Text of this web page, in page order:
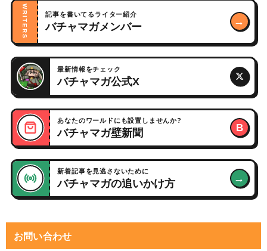
WRITERS 記事を書いてるライター紹介
バチャマガメンバー →
最新情報をチェック
バチャマガ公式X
あなたのワールドにも設置しませんか?
バチャマガ壁新聞 B
新着記事を見逃さないために
バチャマガの追いかけ方 →
お問い合わせ